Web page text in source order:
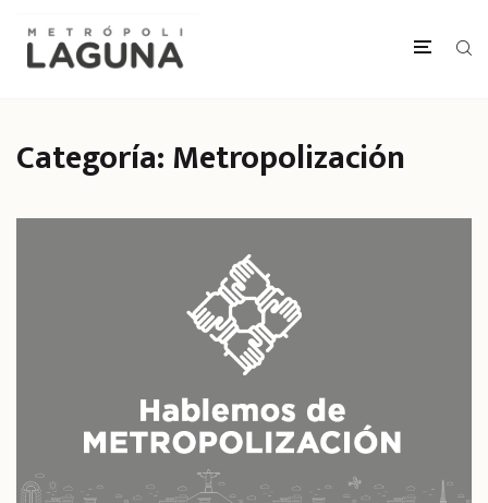
Categoría:Metropolización